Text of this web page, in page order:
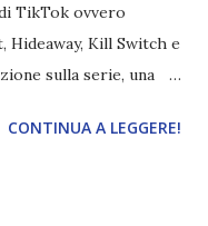
TikTok ovvero
Kill Switch e
sulla serie, una
singoli. I libri sono in
CONTINUA A LEGGERE!